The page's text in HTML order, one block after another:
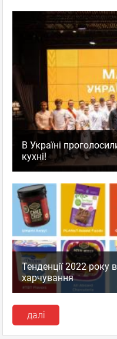
В Україні
кухні!
Тенденції 2022 року
харчування
далі